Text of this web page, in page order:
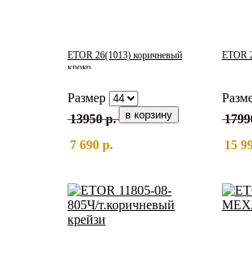
ETOR 26(1013) коричневый
кроко
Размер
13950 р.
7 690 р.
ETOR
15